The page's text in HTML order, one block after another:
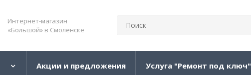
Интернет-магазин
«Большой» в Смоленске
Акции и предложения Услуга "Ремонт под ключ"